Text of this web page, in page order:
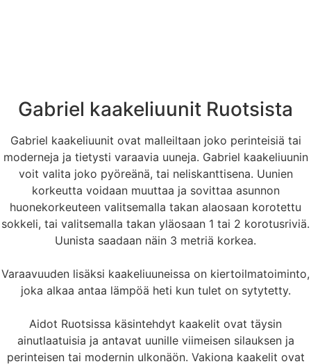
Gabriel kaakeliuunit Ruotsista
Gabriel kaakeliuunit ovat malleiltaan joko perinteisiä tai
moderneja ja tietysti varaavia uuneja. Gabriel kaakeliuunin
voit valita joko pyöreänä, tai neliskanttisena. Uunien
korkeutta voidaan muuttaa ja sovittaa asunnon
huonekorkeuteen valitsemalla takan alaosaan korotettu
sokkeli, tai valitsemalla takan yläosaan 1 tai 2 korotusriviä.
Uunista saadaan näin 3 metriä korkea.
Varaavuuden lisäksi kaakeliuuneissa on kiertoilmatoiminto,
joka alkaa antaa lämpöä heti kun tulet on sytytetty.
Aidot Ruotsissa käsintehdyt kaakelit ovat täysin
ainutlaatuisia ja antavat uunille viimeisen silauksen ja
perinteisen tai modernin ulkonäön. Vakiona kaakelit ovat